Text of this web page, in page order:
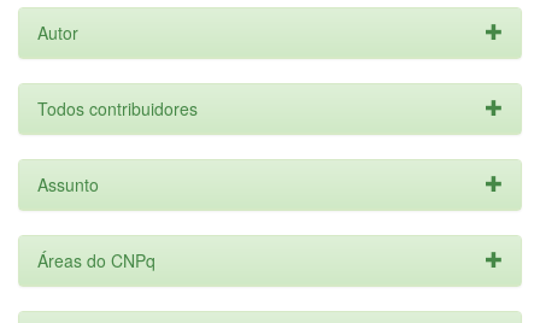
Autor
Todos contribuidores
Assunto
Áreas do CNPq